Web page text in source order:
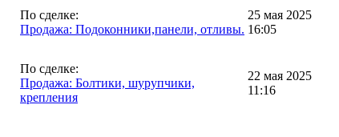
По сделке:
Продажа: Подоконники,панели, отливы.
25 мая 2025
16:05
По сделке:
Продажа: Болтики, шурупчики,
крепления
22 мая 2025
11:16